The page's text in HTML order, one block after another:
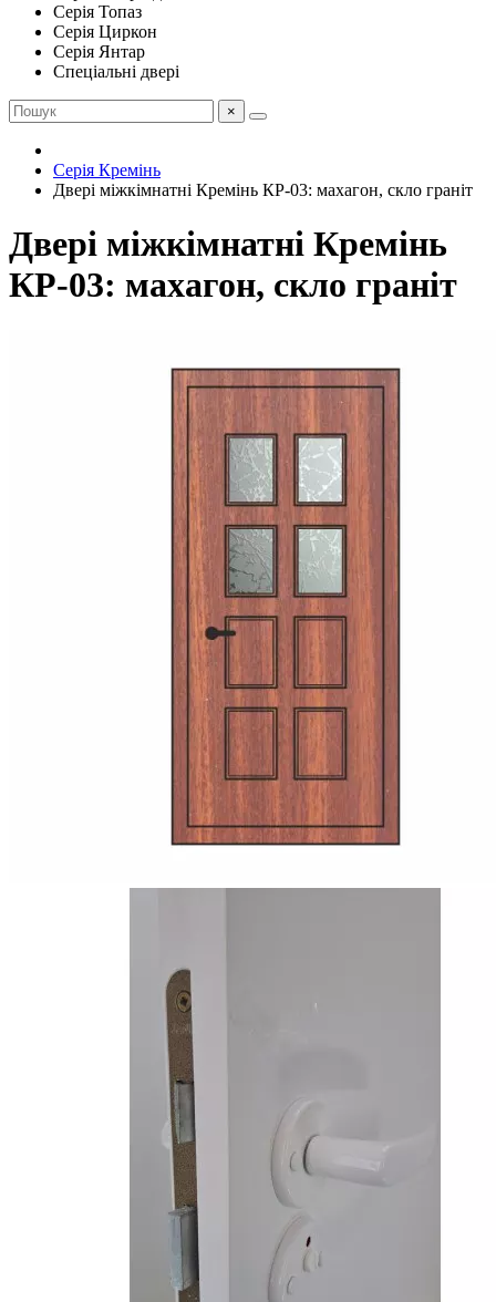
Серія Топаз
Серія Циркон
Серія Янтар
Спеціальні двері
×
Серія Кремінь
Двері міжкімнатні Кремінь КР-03: махагон, скло граніт
Двері міжкімнатні Кремінь
КР-03: махагон, скло граніт